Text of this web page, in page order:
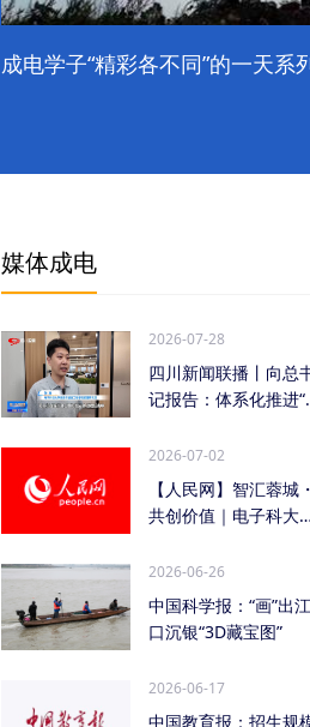
成电学子“精彩各不同”的一天系
媒体成电
2026-07-28
四川新闻联播丨向总
记报告：体系化推进“
2026-07-02
【人民网】智汇蓉城
共创价值｜电子科大
2026-06-26
中国科学报：“画”出江
口沉银“3D藏宝图”
2026-06-17
中国教育报：招生规